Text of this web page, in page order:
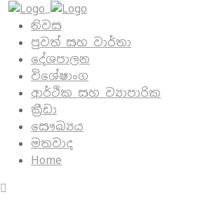
නිවස
පුවත් සහ වාර්තා
දේශපාලන
විශේෂාංග
ආර්ථික සහ ව්‍යාපාරික
ක්‍රීඩා
සෞඛ්‍යය
මතවාද
Home